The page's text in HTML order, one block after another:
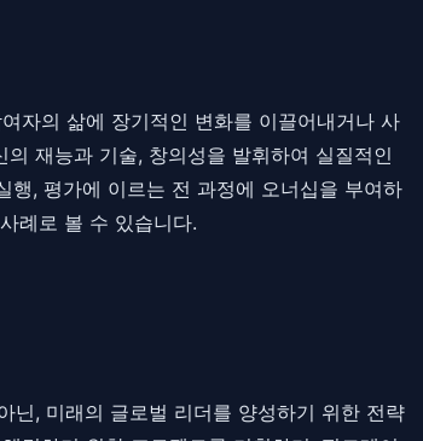
자의 삶에 장기적인 변화를 이끌어내거나 사
재능과 기술, 창의성을 발휘하여 실질적인
행, 평가에 이르는 전 과정에 오너십을 부여하
례로 볼 수 있습니다.
, 미래의 글로벌 리더를 양성하기 위한 전략